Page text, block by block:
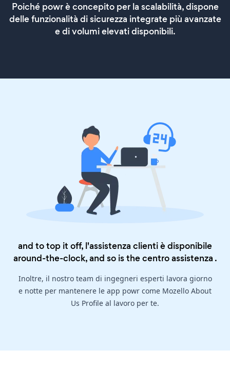
Poiché powr è concepito per la scalabilità, dispone
delle funzionalità di sicurezza integrate più avanzate
e di volumi elevati disponibili.
and to top it off, l'assistenza clienti è disponibile
around-the-clock, and so is thecentro assistenza .
Inoltre, il nostro team di ingegneri esperti lavora giorno
e notte per mantenere le app powr come Mozello About
Us Profile al lavoro per te.